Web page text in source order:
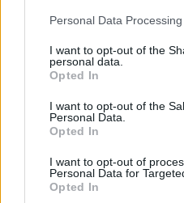
Please note that this website/
not limited to your visit or
grant or deny consent to
use your data for below
consent section.
Personal Data
I want to opt-out of the
personal data.
Opted In
I want to opt-out of the
Personal Data.
Opted In
I want to opt-out of
Personal Data for
Opted In
Več iz kategorije Novice
Od 11. avgusta popolna zapora